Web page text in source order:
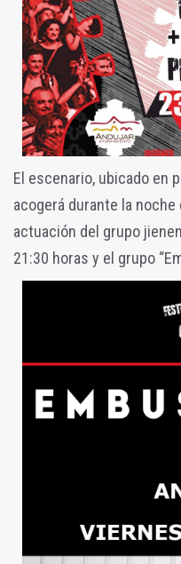
El escenario, ubicado en
acogerá durante la
actuación del grupo
21:30 horas y el grupo